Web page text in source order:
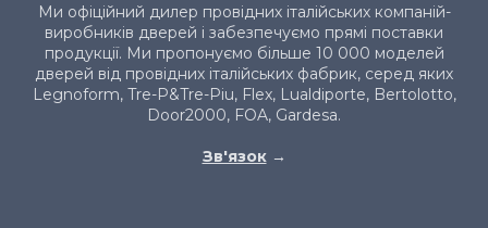
Ми офіційний дилер провідних італійських компаній-
виробників дверей і забезпечуємо прямі поставки
продукції. Ми пропонуємо більше 10 000 моделей
дверей від провідних італійських фабрик, серед яких
Legnoform, Tre-P&Tre-Piu, Flex, Lualdiporte, Bertolotto,
Door2000, FOA, Gardesa.
Зв'язок →